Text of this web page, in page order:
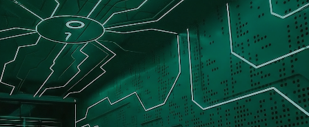
Nous sommes un opérateur mondial de
centres de données qui fournit une
infrastructure sécurisée et évolutive pour
soutenir les entreprises et les innovateurs